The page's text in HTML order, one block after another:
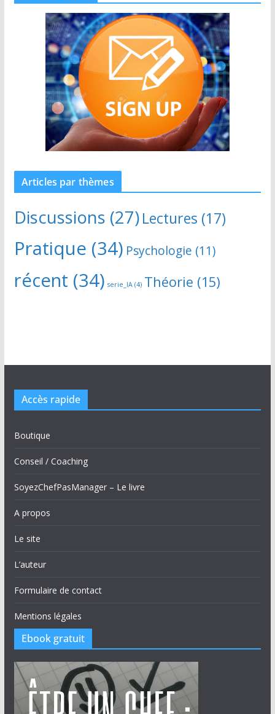
Articles par thèmes
Discussions (27)Lectures (17)
Pratique (34) Psychologie (11)
récent (34) serie_IA(4) Théorie (15)
Accès rapide
Boutique
Conseil / Coaching
SoyezChefPasManager – Le livre
A propos
Le site
L’auteur
Formulaire de contact
Mentions légales
Ebook gratuit